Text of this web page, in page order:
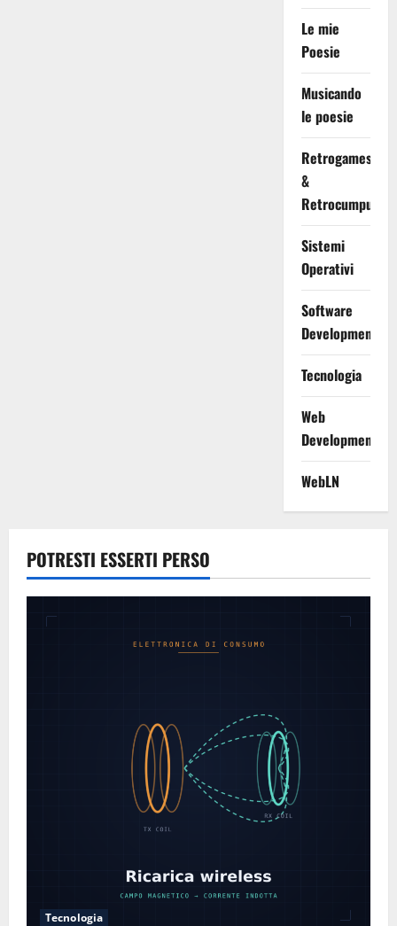
Le mie
Poesie
Musicando
le poesie
Retrogames
&
Retrocumputing
Sistemi
Operativi
Software
Development
Tecnologia
Web
Development
WebLN
POTRESTI ESSERTI PERSO
Tecnologia